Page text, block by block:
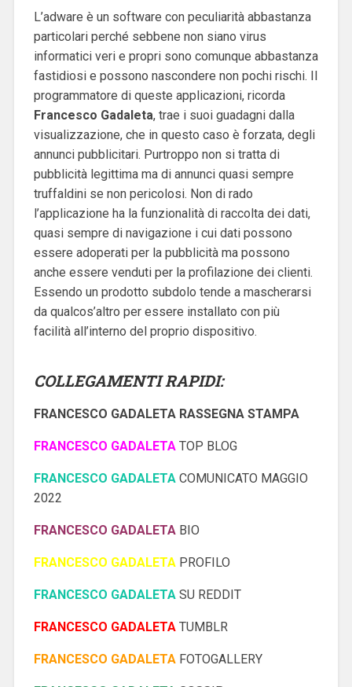
L’adware è un software con peculiarità abbastanza
particolari perché sebbene non siano virus
informatici veri e propri sono comunque abbastanza
fastidiosi e possono nascondere non pochi rischi. Il
programmatore di queste applicazioni, ricorda
Francesco Gadaleta, trae i suoi guadagni dalla
visualizzazione, che in questo caso è forzata, degli
annunci pubblicitari. Purtroppo non si tratta di
pubblicità legittima ma di annunci quasi sempre
truffaldini se non pericolosi. Non di rado
l’applicazione ha la funzionalità di raccolta dei dati,
quasi sempre di navigazione i cui dati possono
essere adoperati per la pubblicità ma possono
anche essere venduti per la profilazione dei clienti.
Essendo un prodotto subdolo tende a mascherarsi
da qualcos’altro per essere installato con più
facilità all’interno del proprio dispositivo.
COLLEGAMENTI RAPIDI:
FRANCESCO GADALETA RASSEGNA STAMPA
FRANCESCO GADALETATOP BLOG
FRANCESCO GADALETACOMUNICATO MAGGIO
2022
FRANCESCO GADALETABIO
FRANCESCO GADALETAPROFILO
FRANCESCO GADALETASU REDDIT
FRANCESCO GADALETATUMBLR
FRANCESCO GADALETAFOTOGALLERY